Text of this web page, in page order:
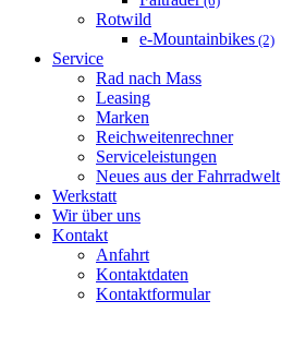
Rotwild
e-Mountainbikes (2)
Service
Rad nach Mass
Leasing
Marken
Reichweitenrechner
Serviceleistungen
Neues aus der Fahrradwelt
Werkstatt
Wir über uns
Kontakt
Anfahrt
Kontaktdaten
Kontaktformular